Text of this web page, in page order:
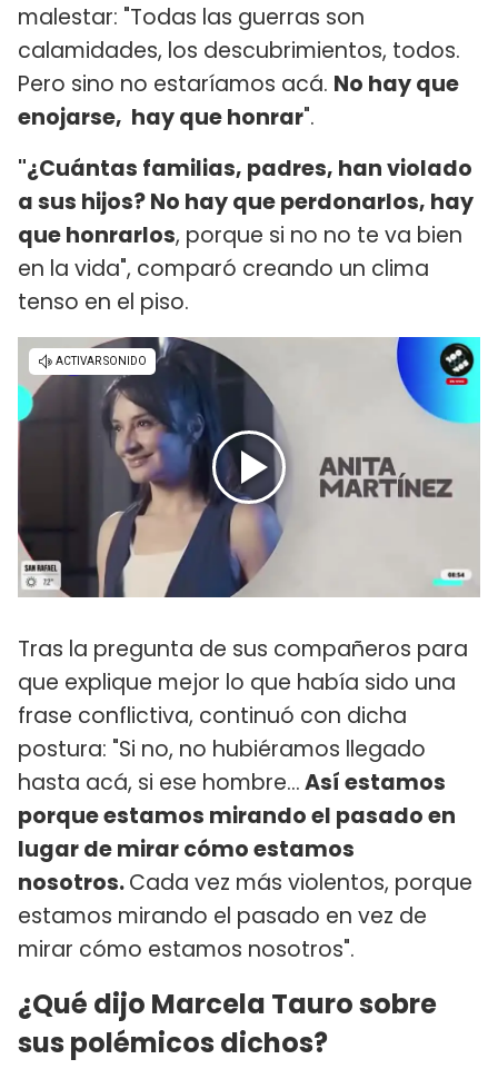
malestar: "Todas las guerras son
calamidades, los descubrimientos, todos.
Pero sino no estaríamos acá. No hay que
enojarse, hay que honrar".
"¿Cuántas familias, padres, han violado
a sus hijos? No hay que perdonarlos, hay
que honrarlos, porque si no no te va bien
en la vida", comparó creando un clima
tenso en el piso.
Tras la pregunta de sus compañeros para
que explique mejor lo que había sido una
frase conflictiva, continuó con dicha
postura: "Si no, no hubiéramos llegado
hasta acá, si ese hombre...Así estamos
porque estamos mirando el pasado en
lugar de mirar cómo estamos
nosotros.Cada vez más violentos, porque
estamos mirando el pasado en vez de
mirar cómo estamos nosotros".
¿Qué dijo Marcela Tauro sobre
sus polémicos dichos?